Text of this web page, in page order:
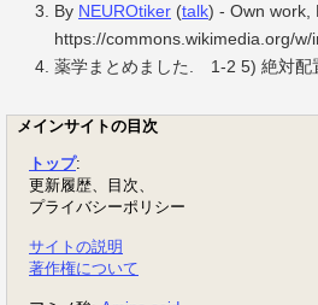
By NEUROtiker (talk) - Own work,
https://commons.wikimedia.org/
薬学まとめました. 1-2 5) 絶対配